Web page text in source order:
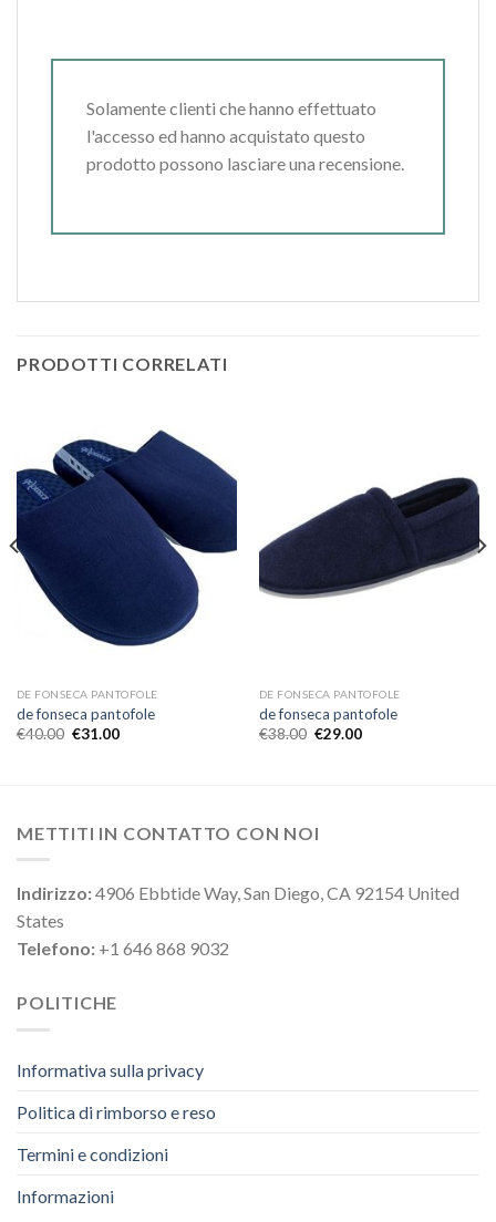
Solamente clienti che hanno effettuato
l'accesso ed hanno acquistato questo
prodotto possono lasciare una recensione.
PRODOTTI CORRELATI
DE FONSECA PANTOFOLE
de fonseca pantofole
€40.00 €31.00
DE FONSECA PANTOFOLE
de fonseca pantofole
€38.00 €29.00
METTITI IN CONTATTO CON NOI
Indirizzo:4906 Ebbtide Way, San Diego, CA 92154 United
States
Telefono: +1 646 868 9032
POLITICHE
Informativa sulla privacy
Politica di rimborso e reso
Termini e condizioni
Informazioni